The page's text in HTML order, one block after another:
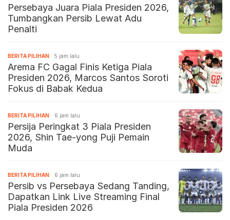
Persebaya Juara Piala Presiden 2026,
Tumbangkan Persib Lewat Adu
Penalti
BERITA PILIHAN 5 jam lalu
Arema FC Gagal Finis Ketiga Piala
Presiden 2026, Marcos Santos Soroti
Fokus di Babak Kedua
BERITA PILIHAN 6 jam lalu
Persija Peringkat 3 Piala Presiden
2026, Shin Tae-yong Puji Pemain
Muda
BERITA PILIHAN 6 jam lalu
Persib vs Persebaya Sedang Tanding,
Dapatkan Link Live Streaming Final
Piala Presiden 2026